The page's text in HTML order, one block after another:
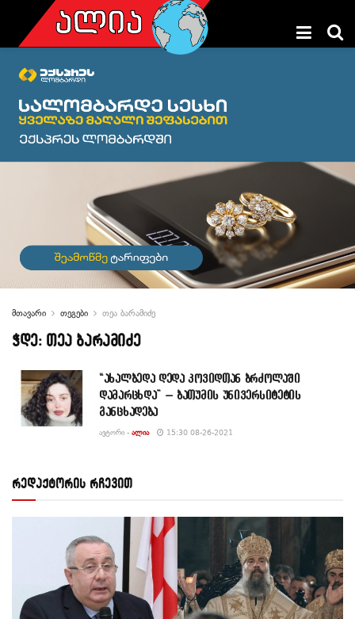
მთავარი თეგები თეა ბარამიძე
ჭდე: თეა ბარამიძე
“ახალბედა დედა კოვიდთან ბრძოლაში
დამარცხდა” – ბათუმის უნივერსიტეტის
განცხადება
ᲐᲕᲢᲝᲠᲘ - ᲐᲚᲘᲐ 15:30 08-26-2021
რედაქტორის რჩევით